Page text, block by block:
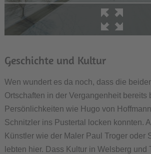
Geschichte und Kultur
Wen wundert es da noch, dass die
Ortschaften in der Vergangenheit bereits
Persönlichkeiten wie Hugo von
Schnitzler ins Pustertal locken konnten.
Künstler wie der Maler Paul Troger oder
lebten hier. Dass Kultur in Welsberg und